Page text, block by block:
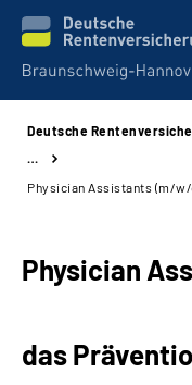
Unsere Kliniken
Deutsche
…
Physician Assistants (m/
Physician
das